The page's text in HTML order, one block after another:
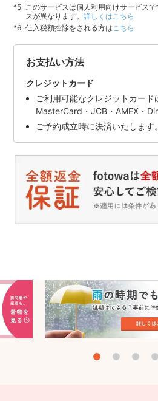
このサービスは個人利用向けサービス
スが異なります。詳しくはこちら
仕入税額控除をされる方は こちら
お支払い方法
クレジットカード
ご利用可能なクレジットカード
MasterCard・JCB・AMEX・
ご予約成立時に決済いたします。